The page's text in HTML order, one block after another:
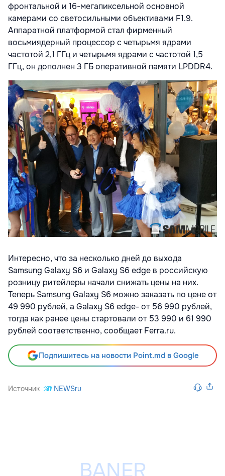
фронтальной и 16-мегапиксельной основной
камерами со светосильными объективами F1.9.
Аппаратной платформой стал фирменный
восьмиядерный процессор с четырьмя ядрами
частотой 2,1 ГГц и четырьмя ядрами с частотой 1,5
ГГц, он дополнен 3 ГБ оперативной памяти LPDDR4.
Интересно, что за несколько дней до выхода
Samsung Galaxy S6 и Galaxy S6 edge в российскую
розницу ритейлеры начали снижать цены на них.
Теперь Samsung Galaxy S6 можно заказать по цене от
49 990 рублей, а Galaxy S6 edge- от 56 990 рублей,
тогда как ранее цены стартовали от 53 990 и 61 990
рублей соответственно, сообщает Ferra.ru.
Подпишитесь на новости Point.md в Google
Источник NEWSru